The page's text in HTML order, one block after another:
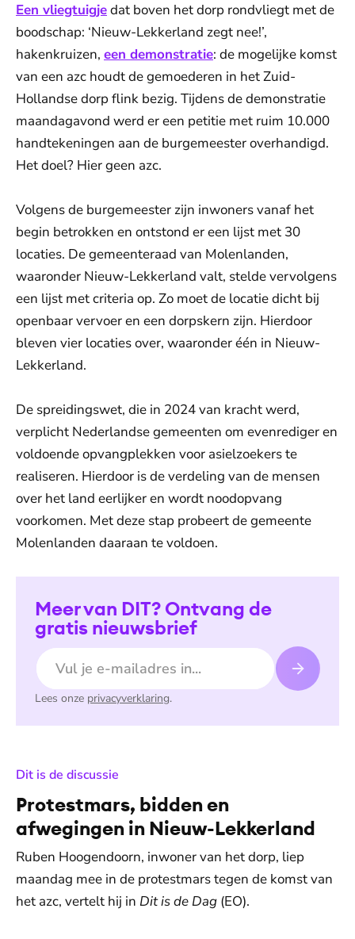
Een vliegtuigjedat boven het dorp rondvliegt met de
boodschap: ‘Nieuw-Lekkerland zegt nee!’,
hakenkruizen, een demonstratie: de mogelijke komst
van een azc houdt de gemoederen in het Zuid-
Hollandse dorp flink bezig. Tijdens de demonstratie
maandagavond werd er een petitie met ruim 10.000
handtekeningen aan de burgemeester overhandigd.
Het doel? Hier geen azc.
Volgens de burgemeester zijn inwoners vanaf het
begin betrokken en ontstond er een lijst met 30
locaties. De gemeenteraad van Molenlanden,
waaronder Nieuw-Lekkerland valt, stelde vervolgens
een lijst met criteria op. Zo moet de locatie dicht bij
openbaar vervoer en een dorpskern zijn. Hierdoor
bleven vier locaties over, waaronder één in Nieuw-
Lekkerland.
De spreidingswet, die in 2024 van kracht werd,
verplicht Nederlandse gemeenten om evenrediger en
voldoende opvangplekken voor asielzoekers te
realiseren. Hierdoor is de verdeling van de mensen
over het land eerlijker en wordt noodopvang
voorkomen. Met deze stap probeert de gemeente
Molenlanden daaraan te voldoen.
Meer van DIT? Ontvang de
gratis nieuwsbrief
E-mailadres
Lees onze privacyverklaring.
Dit is de discussie
Protestmars, bidden en
afwegingen in Nieuw-Lekkerland
Ruben Hoogendoorn, inwoner van het dorp, liep
maandag mee in de protestmars tegen de komst van
het azc, vertelt hij in Dit is de Dag (EO).